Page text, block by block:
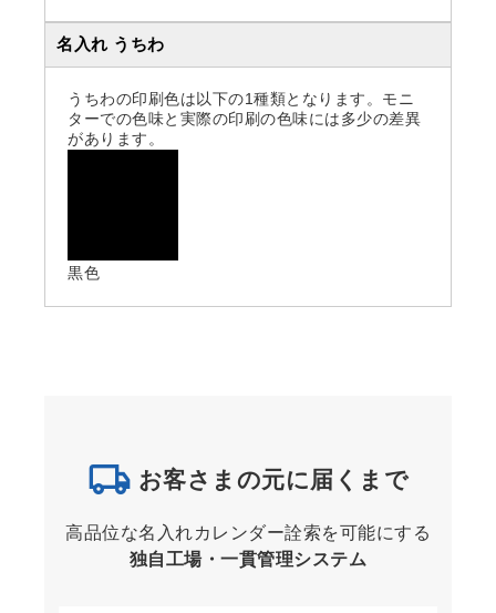
名入れ うちわ
うちわの印刷色は以下の1種類となります。モニ
ターでの色味と実際の印刷の色味には多少の差異
があります。
黒色
お客さまの元に届くまで
高品位な名入れカレンダー詮索を可能にする
独自工場・一貫管理システム